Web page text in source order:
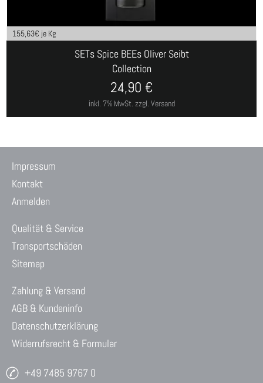
155,63€ je Kg
SETs Spice BEEs Oliver Seibt
Collection
inkl. 7% MwSt. zzgl. Versand
24,90 €
Impressum
Kontakt
Anmelden
Qualität & Service
Transportschäden
Sitemap
Zahlung & Versand
AGB & Kundeninfo
Datenschutzerklärung
Widerrufsrecht & Formular
+49 7485 9767 0